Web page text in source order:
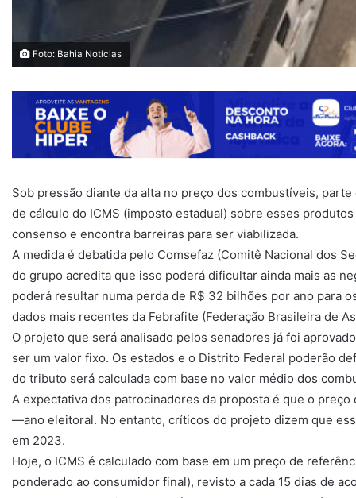
Foto: Bahia Notícias
Sob pressão diante da alta no preço dos combustíveis,
de cálculo do ICMS (imposto estadual) sobre esses
consenso e encontra barreiras para ser viabilizada.
A medida é debatida pelo Comsefaz (Comitê Nacional dos
do grupo acredita que isso poderá dificultar ainda mais as
poderá resultar numa perda de R$ 32 bilhões por ano para
dados mais recentes da Febrafite (Federação Brasileira de
O projeto que será analisado pelos senadores já foi
ser um valor fixo. Os estados e o Distrito Federal poderão
do tributo será calculada com base no valor médio dos
A expectativa dos patrocinadores da proposta é que o
—ano eleitoral. No entanto, críticos do projeto dizem que
em 2023.
Hoje, o ICMS é calculado com base em um preço de
ponderado ao consumidor final), revisto a cada 15 dias de